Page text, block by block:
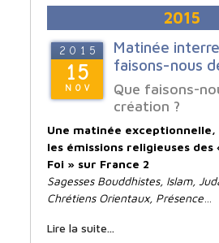
2015
2015
15
NOV
Matinée
faisons-nous
Que faisons-
création ?
Une matinée exceptionnelle,
les émissions religieuses des
Foi » sur France 2
Sagesses Bouddhistes, Islam,
Chrétiens Orientaux, Présence
Lire la suite...